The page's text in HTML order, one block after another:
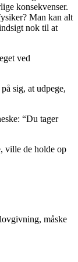
konsekvenser.
Man kan alt
nok til at
ved
sig, at udpege,
“Du tager
ville de holde op
måske